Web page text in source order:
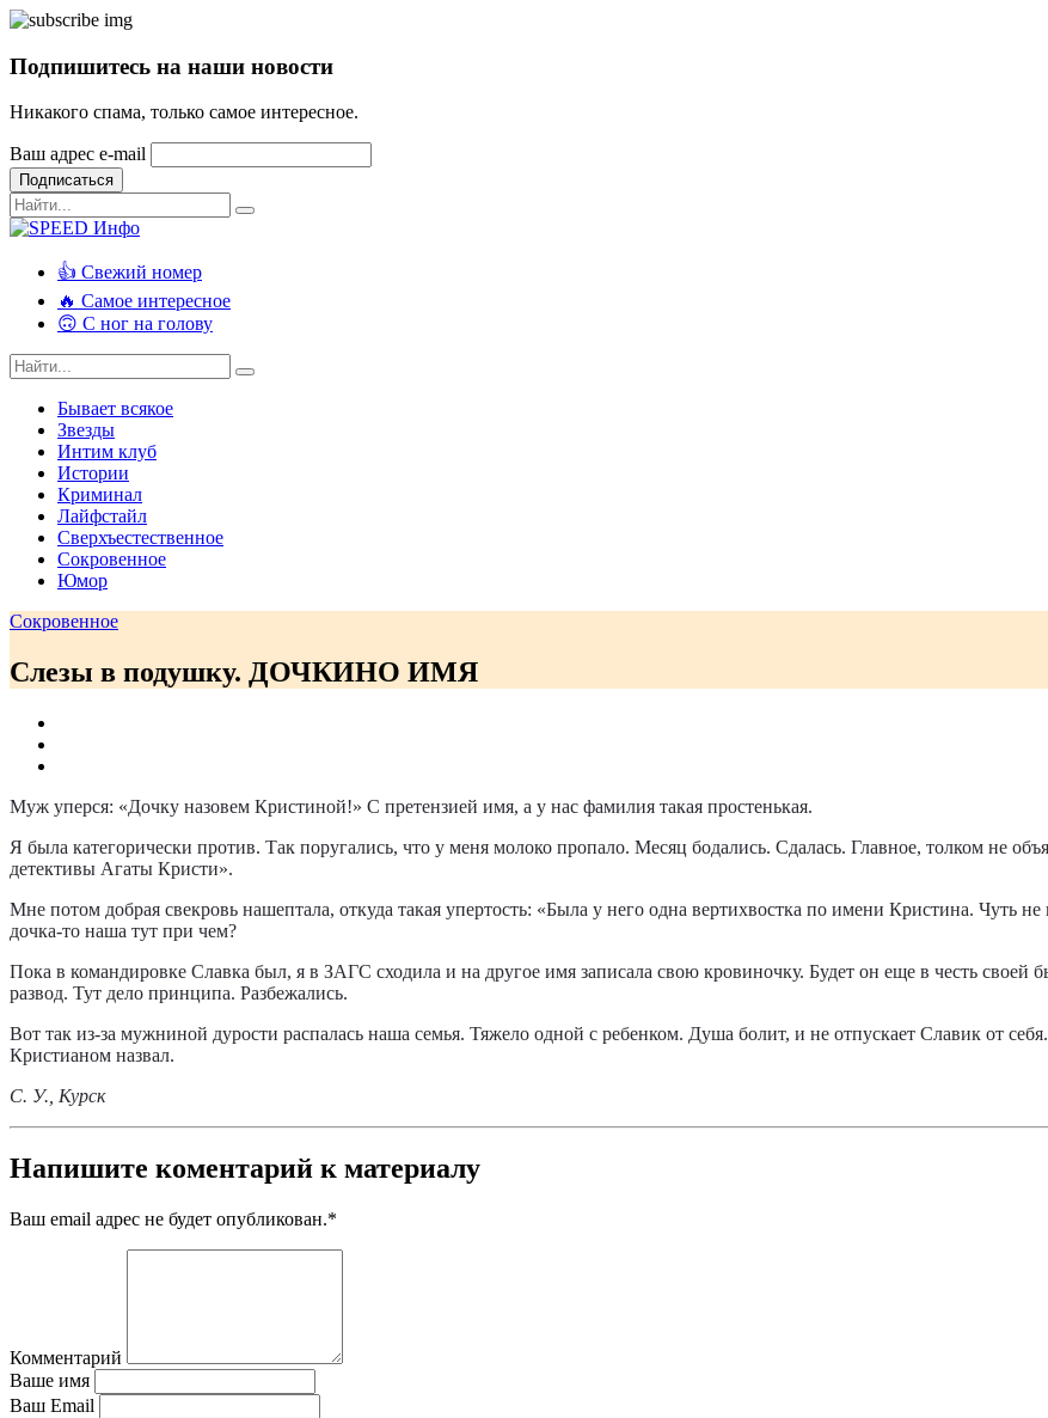
Подпишитесь на наши новости
Никакого спама, только самое интересное.
Ваш адрес e-mail
Подписаться
👍 Свежий номер
🔥 Самое интересное
🙃 С ног на голову
Бывает всякое
Звезды
Интим клуб
Истории
Криминал
Лайфстайл
Сверхъестественное
Сокровенное
Юмор
Сокровенное
Слезы в подушку. ДОЧКИНО ИМЯ
Муж уперся: «Дочку назовем Кристиной!» С претензией имя, а у нас фамилия такая простенькая.
Я была категорически против. Так поругались, что у меня молоко пропало. Месяц бодались. Сдалась. Главное, толком не
детективы Агаты Кристи».
Мне потом добрая свекровь нашептала, откуда такая упертость: «Была у него одна вертихвостка по имени Кристина. Чуть
дочка-то наша тут при чем?
Пока в командировке Славка был, я в ЗАГС сходила и на другое имя записала свою кровиночку. Будет он еще в честь своей
развод. Тут дело принципа. Разбежались.
Вот так из-за мужниной дурости распалась наша семья. Тяжело одной с ребенком. Душа болит, и не отпускает Славик от
Кристианом назвал.
С. У., Курск
Напишите коментарий к материалу
Ваш email адрес не будет опубликован.*
Комментарий
Ваше имя
Ваш Email